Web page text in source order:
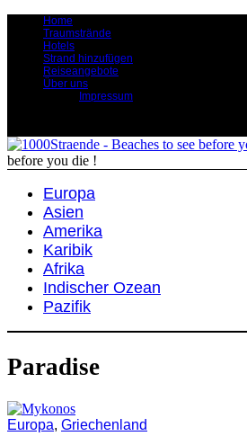
Home
Traumstrände
Hotels
Strand hinzufügen
Reiseangebote
Über uns
Impressum
before you die !
Europa
Asien
Amerika
Karibik
Afrika
Indischer Ozean
Pazifik
Paradise
Europa, Griechenland